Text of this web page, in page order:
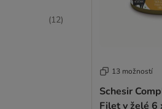
(12)
13 možností
Schesir
Filet v želé 6